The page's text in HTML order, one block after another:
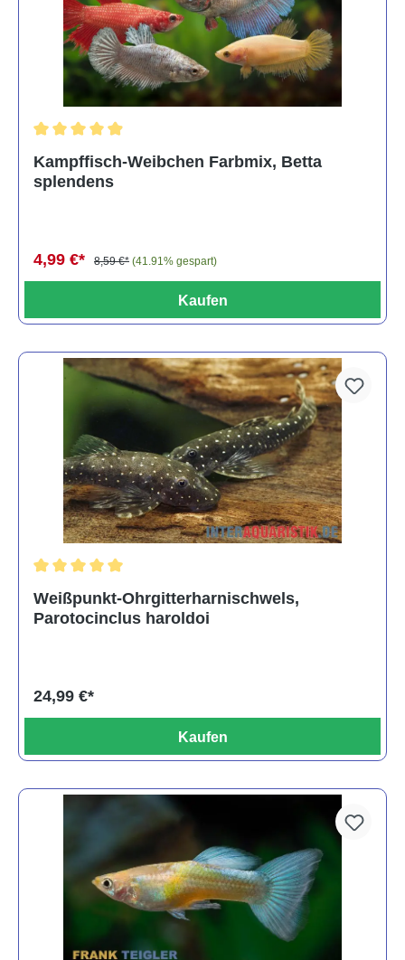
Kampffisch-Weibchen Farbmix, Betta
splendens
4,99 €* 8,59 €* (41.91% gespart)
Kaufen
Weißpunkt-Ohrgitterharnischwels,
Parotocinclus haroldoi
24,99 €*
Kaufen